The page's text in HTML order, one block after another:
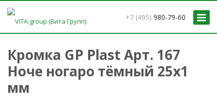
+7 (495) 980-79-60
Кромка GP Plast Арт. 167
Ноче ногаро тёмный 25x1
мм